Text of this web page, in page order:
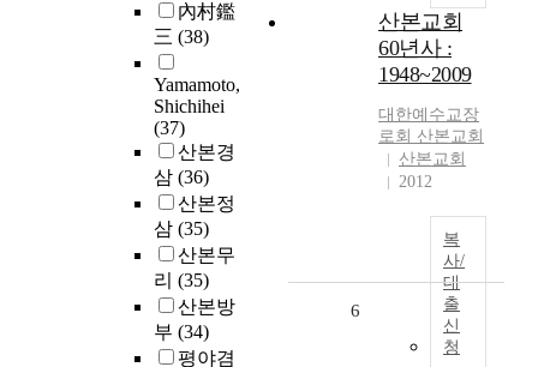
內村鑑
三 (38)
Yamamoto,
Shichihei
(37)
산본경
삼 (36)
산본정
삼 (35)
산본무
리 (35)
산본방
부 (34)
평야겸
산본교회
60년사 :
1948~2009
대한예수교장
로회 산본교회
산본교회
2012
복
사/
대
출
신
청
6